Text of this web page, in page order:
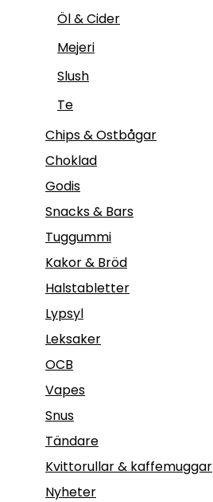
Öl & Cider
Mejeri
Slush
Te
Chips & Ostbågar
Choklad
Godis
Snacks & Bars
Tuggummi
Kakor & Bröd
Halstabletter
Lypsyl
Leksaker
OCB
Vapes
Snus
Tändare
Kvittorullar & kaffemuggar
Nyheter